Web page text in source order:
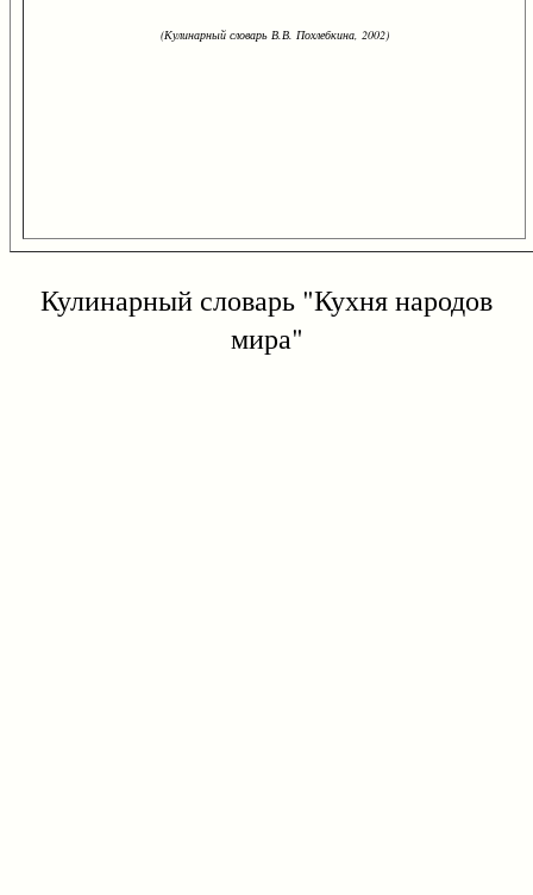
(Кулинарный словарь В.В. Похлебкина, 2002)
Кулинарный словарь "Кухня народов
мира"